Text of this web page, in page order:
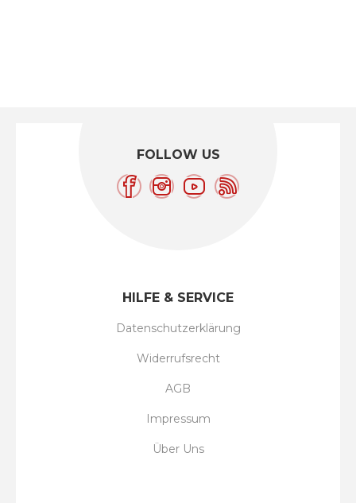
FOLLOW US
HILFE & SERVICE
Datenschutzerklärung
Widerrufsrecht
AGB
Impressum
Über Uns